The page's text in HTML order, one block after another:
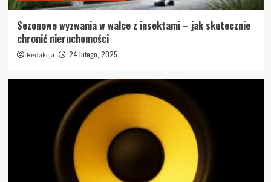
Sezonowe wyzwania w walce z insektami – jak skutecznie
chronić nieruchomości
Redakcja 24 lutego, 2025